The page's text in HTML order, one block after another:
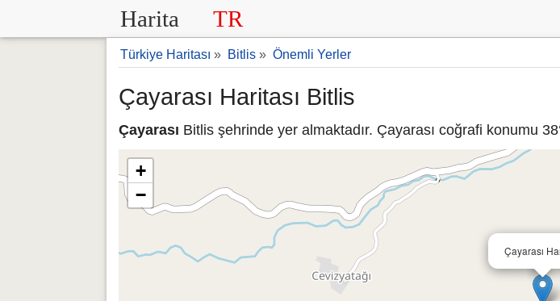
Harita TR
Türkiye Haritası » Bitlis » Önemli Yerler
Çayarası Haritası Bitlis
Çayarası Bitlis şehrinde yer almaktadır. Çayarası coğrafi konumu
Çayarası
+
−